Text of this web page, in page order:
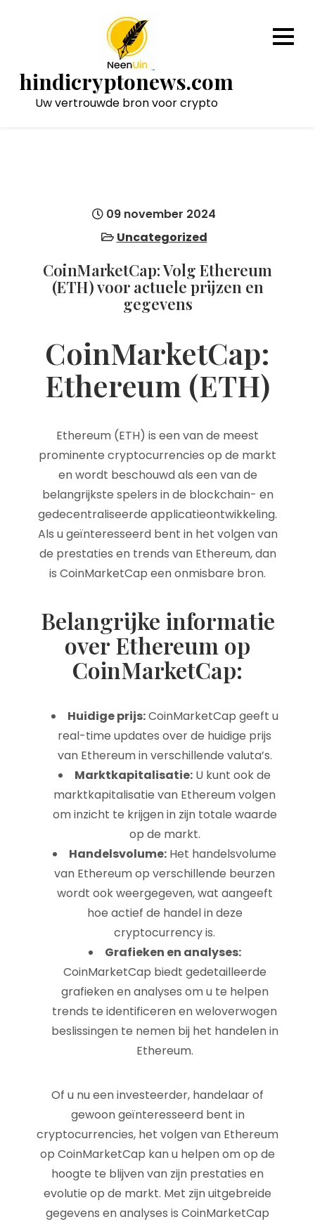
hindicryptonews.com
Uw vertrouwde bron voor crypto
09 november 2024
Uncategorized
CoinMarketCap: Volg Ethereum
(ETH) voor actuele prijzen en
gegevens
CoinMarketCap:
Ethereum (ETH)
Ethereum (ETH) is een van de meest
prominente cryptocurrencies op de markt
en wordt beschouwd als een van de
belangrijkste spelers in de blockchain- en
gedecentraliseerde applicatieontwikkeling.
Als u geïnteresseerd bent in het volgen van
de prestaties en trends van Ethereum, dan
is CoinMarketCap een onmisbare bron.
Belangrijke informatie
over Ethereum op
CoinMarketCap:
Huidige prijs:CoinMarketCap geeft u
real-time updates over de huidige prijs
van Ethereum in verschillende valuta’s.
Marktkapitalisatie: U kunt ook de
marktkapitalisatie van Ethereum volgen
om inzicht te krijgen in zijn totale waarde
op de markt.
Handelsvolume: Het handelsvolume
van Ethereum op verschillende beurzen
wordt ook weergegeven, wat aangeeft
hoe actief de handel in deze
cryptocurrency is.
Grafieken en analyses:
CoinMarketCap biedt gedetailleerde
grafieken en analyses om u te helpen
trends te identificeren en weloverwogen
beslissingen te nemen bij het handelen in
Ethereum.
Of u nu een investeerder, handelaar of
gewoon geïnteresseerd bent in
cryptocurrencies, het volgen van Ethereum
op CoinMarketCap kan u helpen om op de
hoogte te blijven van zijn prestaties en
evolutie op de markt. Met zijn uitgebreide
gegevens en analyses is CoinMarketCap